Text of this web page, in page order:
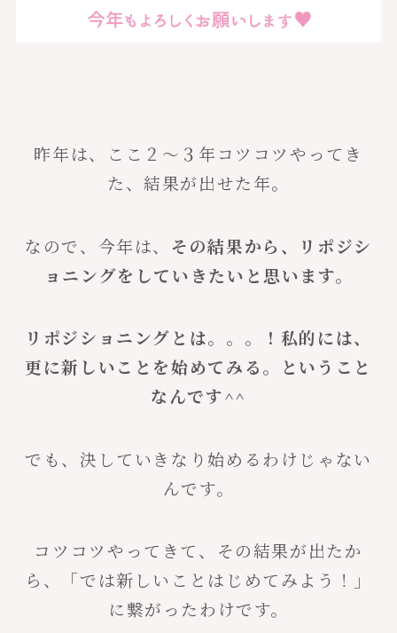
昨年は、ここ２〜３年コツコツやってき
た、結果が出せた年。
なので、今年は、 その結果から、リポジシ
ョニングをしていきたいと思います。
リポジショニングとは。。。！私的には、
更に新しいことを始めてみる。ということ
なんです^^
でも、決していきなり始めるわけじゃない
んです。
コツコツやってきて、その結果が出たか
ら、「では新しいことはじめてみよう！」
に繋がったわけです。